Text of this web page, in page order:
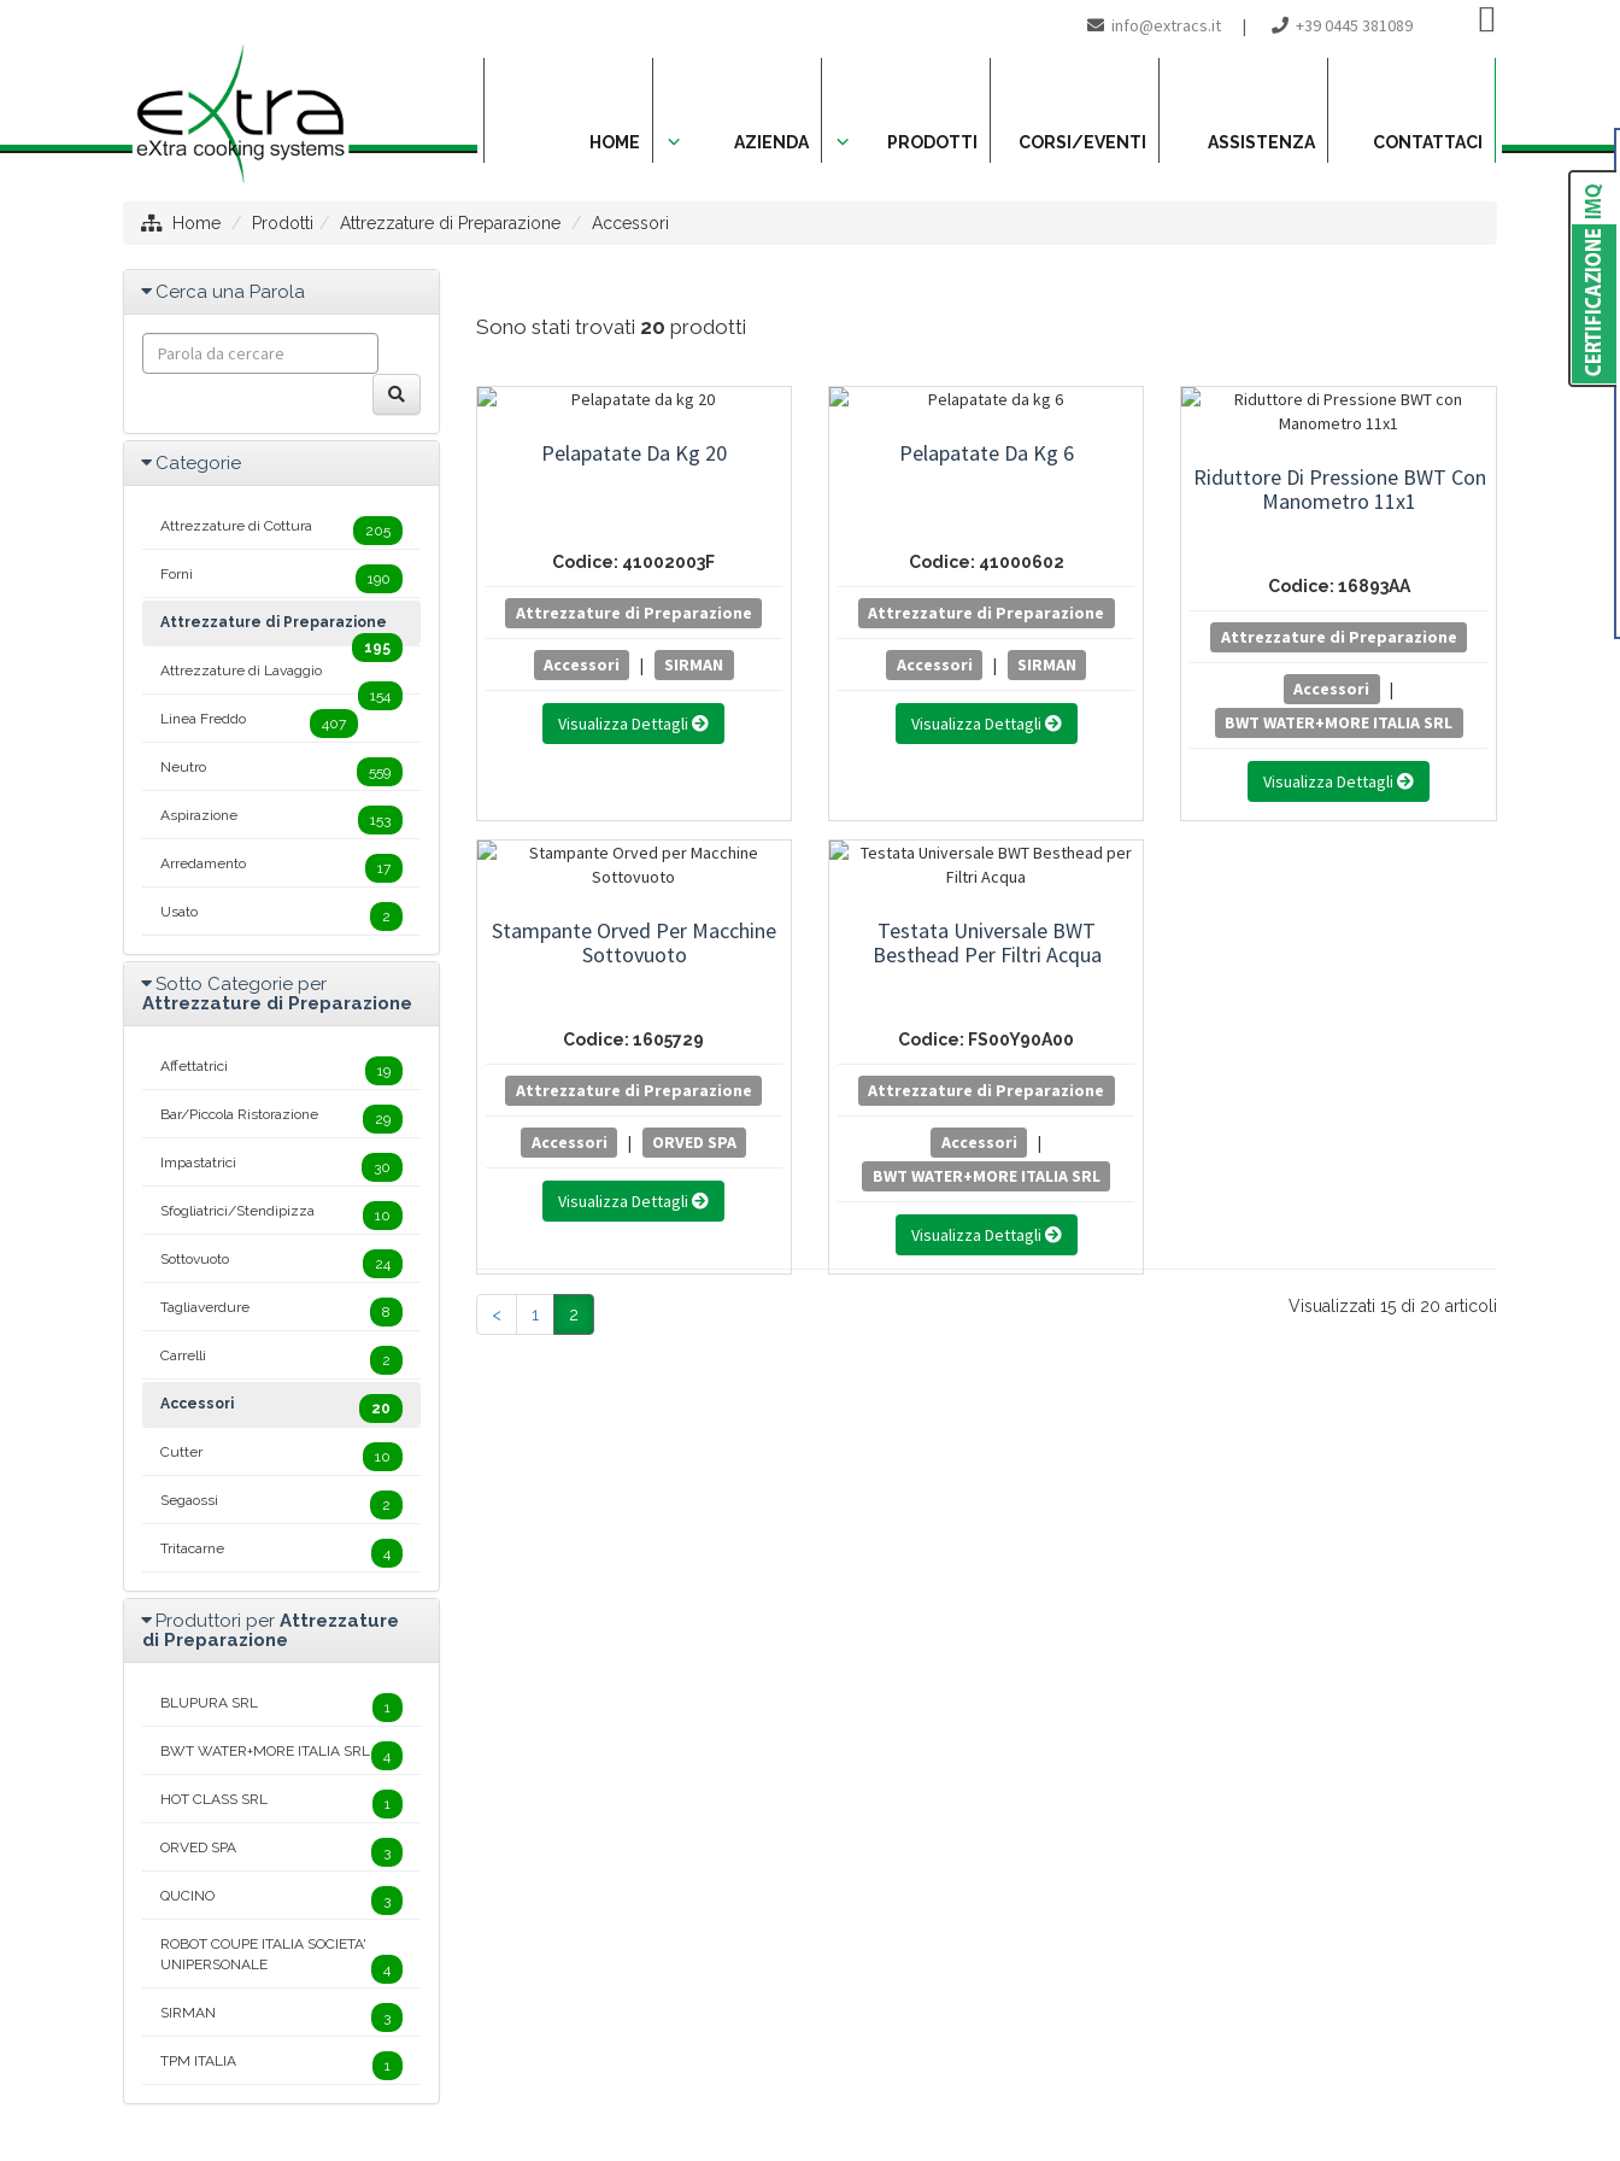
info@extracs.it | +39 0445 381089
HOME AZIENDA PRODOTTI CORSI/EVENTI ASSISTENZA CONTATTACI
Home Prodotti Attrezzature di Preparazione Accessori
Sono stati trovati 20 prodotti
Pelapatate Da Kg 20
Codice: 41002003F
Attrezzature di Preparazione
Accessori | SIRMAN
Visualizza Dettagli
Pelapatate Da Kg 6
Codice: 41000602
Attrezzature di Preparazione
Accessori | SIRMAN
Visualizza Dettagli
Riduttore Di Pressione BWT Con
Manometro 11x1
Codice: 16893AA
Attrezzature di Preparazione
Accessori
|
BWT WATER+MORE ITALIA SRL
Visualizza Dettagli
Stampante Orved Per Macchine
Sottovuoto
Codice: 1605729
Attrezzature di Preparazione
Accessori | ORVED SPA
Visualizza Dettagli
Testata Universale BWT
Besthead Per Filtri Acqua
Codice: FS00Y90A00
Attrezzature di Preparazione
Accessori
|
BWT WATER+MORE ITALIA SRL
Visualizza Dettagli
< 1 2 Visualizzati 15 di 20 articoli
Cerca una Parola
Categorie
Attrezzature di Cottura 205
Forni 190
Attrezzature di Preparazione
195
Attrezzature di Lavaggio
154
Linea Freddo
407
Neutro 559
Aspirazione 153
Arredamento 17
Usato 2
Sotto Categorie per
Attrezzature di Preparazione
Affettatrici 19
Bar/Piccola Ristorazione 29
Impastatrici 30
Sfogliatrici/Stendipizza 10
Sottovuoto 24
Tagliaverdure 8
Carrelli 2
Accessori 20
Cutter 10
Segaossi 2
Tritacarne 4
Produttori per Attrezzature
di Preparazione
BLUPURA SRL 1
BWT WATER+MORE ITALIA SRL 4
HOT CLASS SRL 1
ORVED SPA 3
QUCINO 3
ROBOT COUPE ITALIA SOCIETA'
UNIPERSONALE
4
SIRMAN 3
TPM ITALIA 1